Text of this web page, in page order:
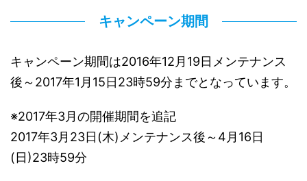
キャンペーン期間
キャンペーン期間は2016年12月19日メンテナンス
後～2017年1月15日23時59分までとなっています。
※2017年3月の開催期間を追記
2017年3月23日(木)メンテナンス後～4月16日
(日)23時59分